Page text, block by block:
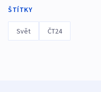
ŠTÍTKY
Svět ČT24